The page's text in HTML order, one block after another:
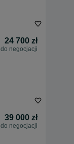
24 700 zł
do negocjacji
39 000 zł
do negocjacji